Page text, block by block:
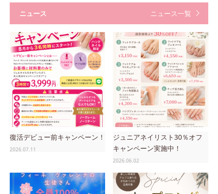
ニュース ニュース一覧
復活デビュー前キャンペーン！
2026.07.11
ジュニアネイリスト30％オフ
キャンペーン実施中！
2026.06.02